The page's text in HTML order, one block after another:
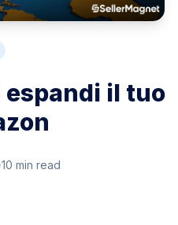
espandi il tuo
10 min read